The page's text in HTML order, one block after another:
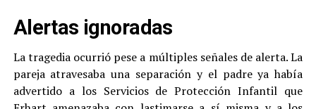
Alertas ignoradas
La tragedia ocurrió pese a múltiples señales de alerta. La
pareja atravesaba una separación y el padre ya había
advertido a los Servicios de Protección Infantil que